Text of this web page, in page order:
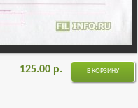
В КОРЗИНУ
125.00 р.